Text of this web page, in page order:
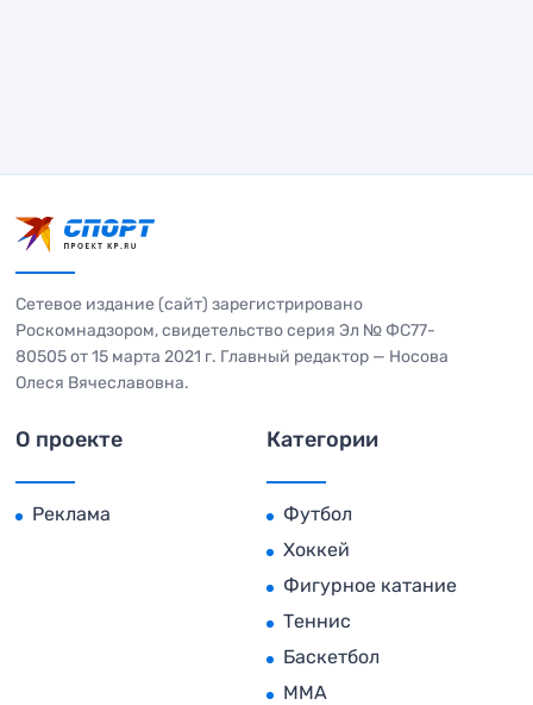
Сетевое издание (сайт) зарегистрировано
Роскомнадзором, свидетельство серия Эл № ФС77-
80505 от 15 марта 2021 г. Главный редактор — Носова
Олеся Вячеславовна.
О проекте
Реклама
Категории
Футбол
Хоккей
Фигурное катание
Теннис
Баскетбол
MMA